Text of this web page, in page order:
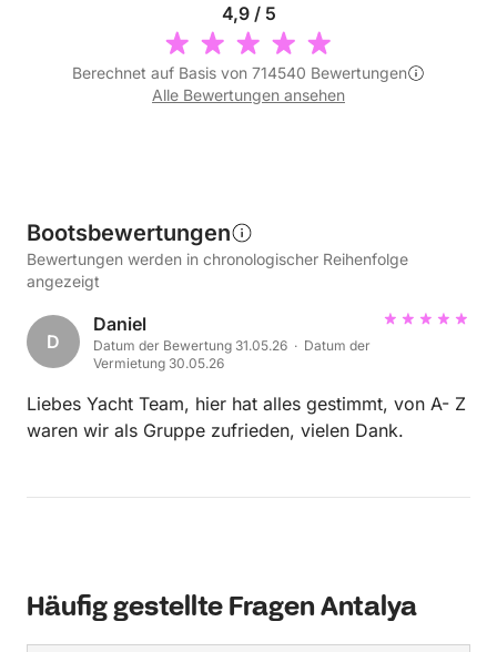
4,9 / 5
Berechnet auf Basis von 714540 Bewertungen
Alle Bewertungen ansehen
Bootsbewertungen
Bewertungen werden in chronologischer Reihenfolge
angezeigt
D
Daniel
Datum der Bewertung 31.05.26 · Datum der
Vermietung 30.05.26
Liebes Yacht Team, hier hat alles gestimmt, von A- Z
waren wir als Gruppe zufrieden, vielen Dank.
Häufig gestellte Fragen Antalya